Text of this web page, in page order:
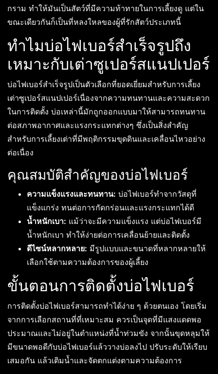
กราม ทำให้มันเป็นสัตว์ที่มีความท้าทายในการเลี้ยงดู แต่ใน
ขณะเดียวกันก็เป็นที่หลงใหลของผู้ที่รักสัตว์ประเภทนี้
ทำไมบ่อไฟเบอร์สำเร็จรูปถึง
เหมาะกับเต่าซูเปอร์สแนปเปอร์
บ่อไฟเบอร์สำเร็จรูปเป็นตัวเลือกที่ยอดเยี่ยมสำหรับการเลี้ยง
เต่าซูเปอร์สแนปเปอร์เนื่องจากความทนทานและความสะดวก
ในการติดตั้ง บ่อเหล่านี้มักถูกออกแบบมาให้สามารถทนทาน
ต่อสภาพอากาศและแรงกระแทกต่างๆ ซึ่งเป็นสิ่งสำคัญ
สำหรับการเลี้ยงเต่าที่มีพฤติกรรมขุดดินและเคลื่อนไหวอย่าง
ต่อเนื่อง
คุณสมบัติสำคัญของบ่อไฟเบอร์
ความแข็งแรงและทนทาน: บ่อไฟเบอร์ทำจากวัสดุที่
แข็งแกร่ง ทนต่อการกัดกร่อนและแรงกระแทกได้ดี
น้ำหนักเบา: แม้ว่าจะมีความแข็งแรง แต่บ่อไฟเบอร์มี
น้ำหนักเบา ทำให้ง่ายต่อการเคลื่อนย้ายและติดตั้ง
ดีไซน์หลากหลาย: มีรูปแบบและขนาดที่หลากหลายให้
เลือกใช้ตามความต้องการของผู้เลี้ยง
ขั้นตอนการติดตั้งบ่อไฟเบอร์
การติดตั้งบ่อไฟเบอร์สามารถทำได้ง่าย ๆ ด้วยตนเอง โดยเริ่ม
จากการเลือกสถานที่ที่เหมาะสม ควรเป็นจุดที่มีแสงแดดพอ
ประมาณและไม่อยู่ในตำแหน่งที่น้ำท่วมขัง จากนั้นขุดหลุมให้
มีขนาดพอดีกับบ่อไฟเบอร์แล้ววางบ่อลงไป ปรับระดับให้เรียบ
เสมอกัน แล้วเติมน้ำและจัดตกแต่งตามความต้องการ